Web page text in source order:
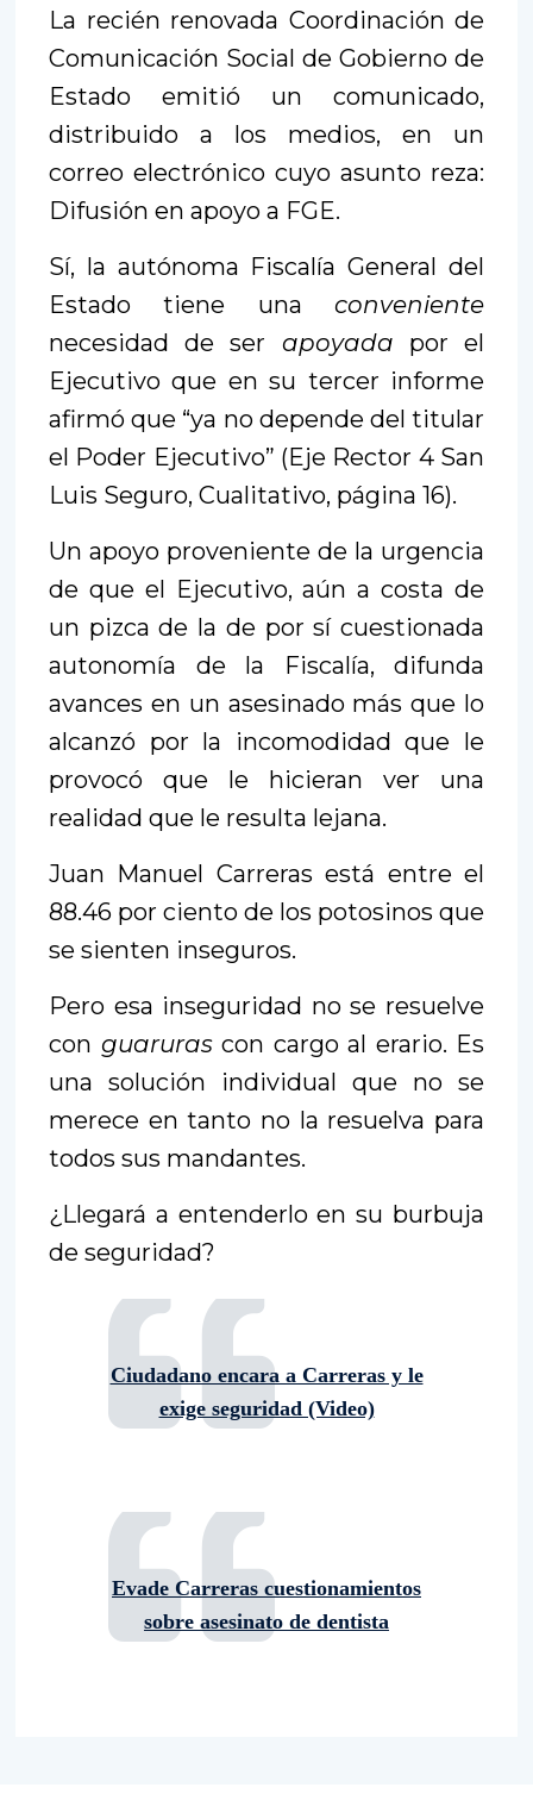
La recién renovada Coordinación de
Comunicación Social de Gobierno de
Estado emitió un comunicado,
distribuido a los medios, en un
correo electrónico cuyo asunto reza:
Difusión en apoyo a FGE.
Sí, la autónoma Fiscalía General del
Estado tiene una conveniente
necesidad de ser apoyada por el
Ejecutivo que en su tercer informe
afirmó que “ya no depende del titular
el Poder Ejecutivo” (Eje Rector 4 San
Luis Seguro, Cualitativo, página 16).
Un apoyo proveniente de la urgencia
de que el Ejecutivo, aún a costa de
un pizca de la de por sí cuestionada
autonomía de la Fiscalía, difunda
avances en un asesinado más que lo
alcanzó por la incomodidad que le
provocó que le hicieran ver una
realidad que le resulta lejana.
Juan Manuel Carreras está entre el
88.46 por ciento de los potosinos que
se sienten inseguros.
Pero esa inseguridad no se resuelve
con guarurascon cargo al erario. Es
una solución individual que no se
merece en tanto no la resuelva para
todos sus mandantes.
¿Llegará a entenderlo en su burbuja
de seguridad?
Ciudadano encara a Carreras y le
exige seguridad (Video)
Evade Carreras cuestionamientos
sobre asesinato de dentista